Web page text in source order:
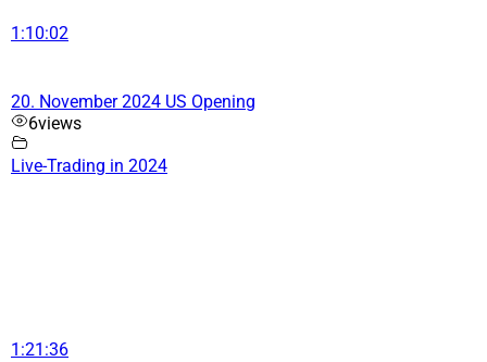
1:10:02
20. November 2024 US Opening
6views
Live-Trading in 2024
1:21:36